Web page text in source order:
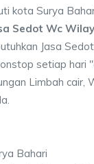
kota Surya
Sedot Wc
Jasa
setiap hari
Limbah cair,
Bahari